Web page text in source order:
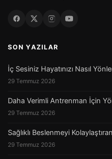
SON YAZILAR
İç Sesiniz Hayatınızı Nasıl
29 Temmuz 2026
Daha Verimli Antrenman İçin
29 Temmuz 2026
Sağlıklı Beslenmeyi
29 Temmuz 2026